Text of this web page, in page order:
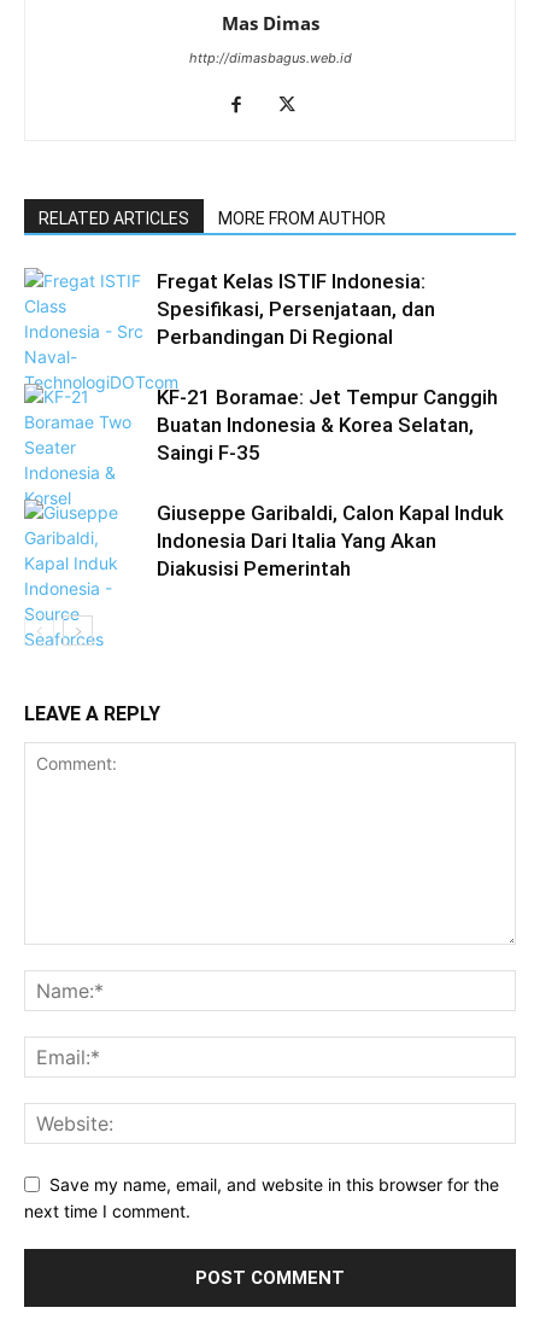
Mas Dimas
http://dimasbagus.web.id
RELATED ARTICLES MORE FROM AUTHOR
Fregat Kelas ISTIF Indonesia:
Spesifikasi, Persenjataan, dan
Perbandingan Di Regional
KF-21 Boramae: Jet Tempur Canggih
Buatan Indonesia & Korea Selatan,
Saingi F-35
Giuseppe Garibaldi, Calon Kapal Induk
Indonesia Dari Italia Yang Akan
Diakusisi Pemerintah
LEAVE A REPLY
Save my name, email, and website in this browser for the
next time I comment.